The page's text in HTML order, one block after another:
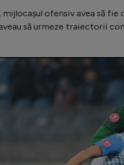
mijlocașul ofensiv avea să
să urmeze traiectorii